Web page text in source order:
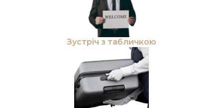
Зустріч з табличкою